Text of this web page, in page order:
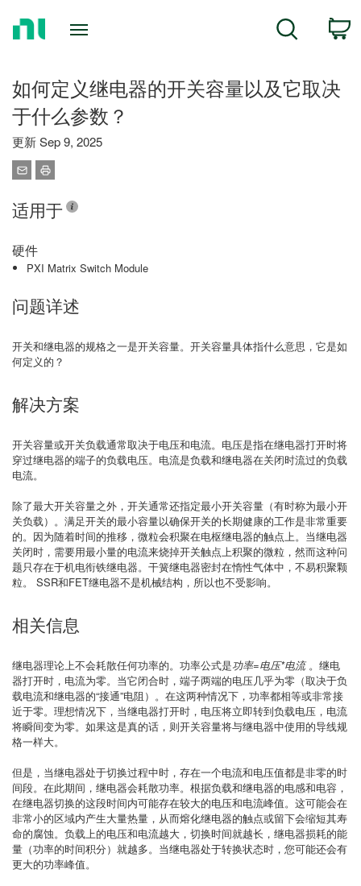
Search
如何定义继电器的开关容量以及它取决
于什么参数？
更新 Sep 9, 2025
适用于
硬件
PXI Matrix Switch Module
问题详述
开关和继电器的规格之一是开关容量。开关容量具体指什么意思，它是如
何定义的？
解决方案
开关容量或开关负载通常取决于电压和电流。电压是指在继电器打开时将
穿过继电器的端子的负载电压。电流是负载和继电器在关闭时流过的负载
电流。
除了最大开关容量之外，开关通常还指定最小开关容量（有时称为最小开
关负载）。满足开关的最小容量以确保开关的长期健康的工作是非常重要
的。因为随着时间的推移，微粒会积聚在电枢继电器的触点上。当继电器
关闭时，需要用最小量的电流来烧掉开关触点上积聚的微粒，然而这种问
题只存在于机电衔铁继电器。干簧继电器密封在惰性气体中，不易积聚颗
粒。 SSR和FET继电器不是机械结构，所以也不受影响。
相关信息
继电器理论上不会耗散任何功率的。功率公式是功率=电压*电流。继电
器打开时，电流为零。当它闭合时，端子两端的电压几乎为零（取决于负
载电流和继电器的“接通”电阻）。在这两种情况下，功率都相等或非常接
近于零。理想情况下，当继电器打开时，电压将立即转到负载电压，电流
将瞬间变为零。如果这是真的话，则开关容量将与继电器中使用的导线规
格一样大。
但是，当继电器处于切换过程中时，存在一个电流和电压值都是非零的时
间段。在此期间，继电器会耗散功率。根据负载和继电器的电感和电容，
在继电器切换的这段时间内可能存在较大的电压和电流峰值。这可能会在
非常小的区域内产生大量热量，从而熔化继电器的触点或留下会缩短其寿
命的腐蚀。负载上的电压和电流越大，切换时间就越长，继电器损耗的能
量（功率的时间积分）就越多。当继电器处于转换状态时，您可能还会有
更大的功率峰值。